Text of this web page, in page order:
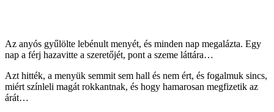
Az anyós gyűlölte lebénult menyét, és minden nap megalázta. Egy
nap a férj hazavitte a szeretőjét, pont a szeme láttára…
Azt hitték, a menyük semmit sem hall és nem ért, és fogalmuk sincs,
miért színleli magát rokkantnak, és hogy hamarosan megfizetik az
árát…